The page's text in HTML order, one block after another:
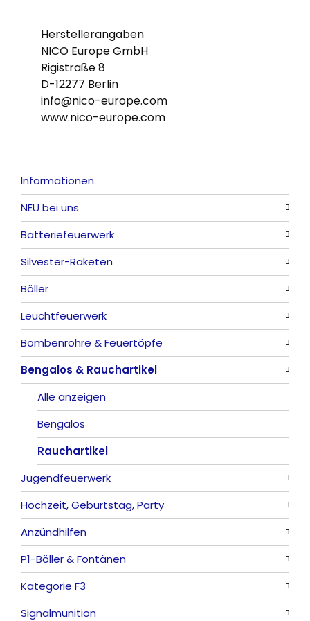
Herstellerangaben
NICO Europe GmbH
Rigistraße 8
D-12277 Berlin
info@nico-europe.com
www.nico-europe.com
Informationen
NEU bei uns
Alle anzeigen
Batteriefeuerwerk
Alle anzeigen
Silvester-Raketen
Alle anzeigen
Böller
Alle anzeigen
China-Böller
Knaller / Kanonenschläge
Reibkopfknaller
Frösche, Pfeiffer
Leuchtfeuerwerk
Alle anzeigen
Vulkane
Fontänen
Sonnen
Feuervögel
Römische Lichter
Bombenrohre & Feuertöpfe
Alle anzeigen
Mit Rumms
Bezaubernde Effekte
Bengalos & Rauchartikel
Alle anzeigen
Bengalos
Rauchartikel
Jugendfeuerwerk
Alle anzeigen
Hochzeit, Geburtstag, Party
Alle anzeigen
Feuerschriften
Indoor-Fontänen
Herz- und Konfetti-Shooter
Anzündhilfen
Alle anzeigen
P1-Böller & Fontänen
Alle anzeigen
Kategorie F3
Alle anzeigen
Signalmunition